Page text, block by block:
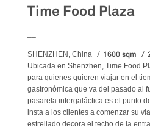
Time Food Plaza
SHENZHEN, China 1600 sqm
Ubicada en Shenzhen, Time Food
para quienes quieren viajar en el
gastronómica que va del pasado al
pasarela intergaláctica es el punto
insta a los clientes a comenzar su
estrellado decora el techo de la